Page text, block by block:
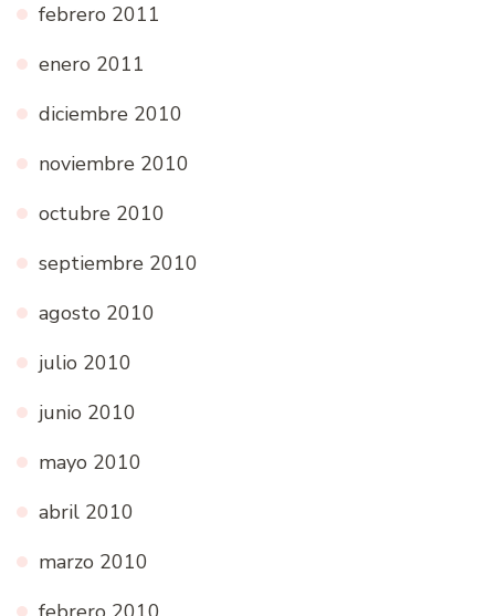
febrero 2011
enero 2011
diciembre 2010
noviembre 2010
octubre 2010
septiembre 2010
agosto 2010
julio 2010
junio 2010
mayo 2010
abril 2010
marzo 2010